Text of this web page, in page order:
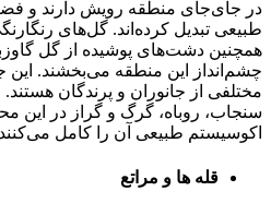
در جای‌جای منطقه رویش دارند و
طبیعی تبدیل کرده‌اند. گل‌های
همچنین دشت‌های پوشیده از گل
چشم‌انداز این منطقه می‌بخشند. این
مختلفی از جانوران و پرندگان
سنجاب، روباه، گرگ و گراز در این
اکوسیستم طبیعی آن را کامل
قله ها و مراتع